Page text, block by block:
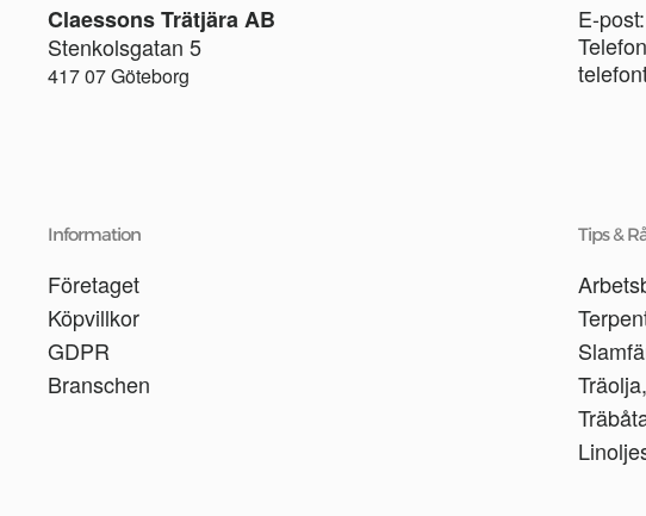
Claessons Trätjära AB
Stenkolsgatan 5
417 07 Göteborg
E-post:
Information
Företaget
Köpvillkor
GDPR
Branschen
Tips &